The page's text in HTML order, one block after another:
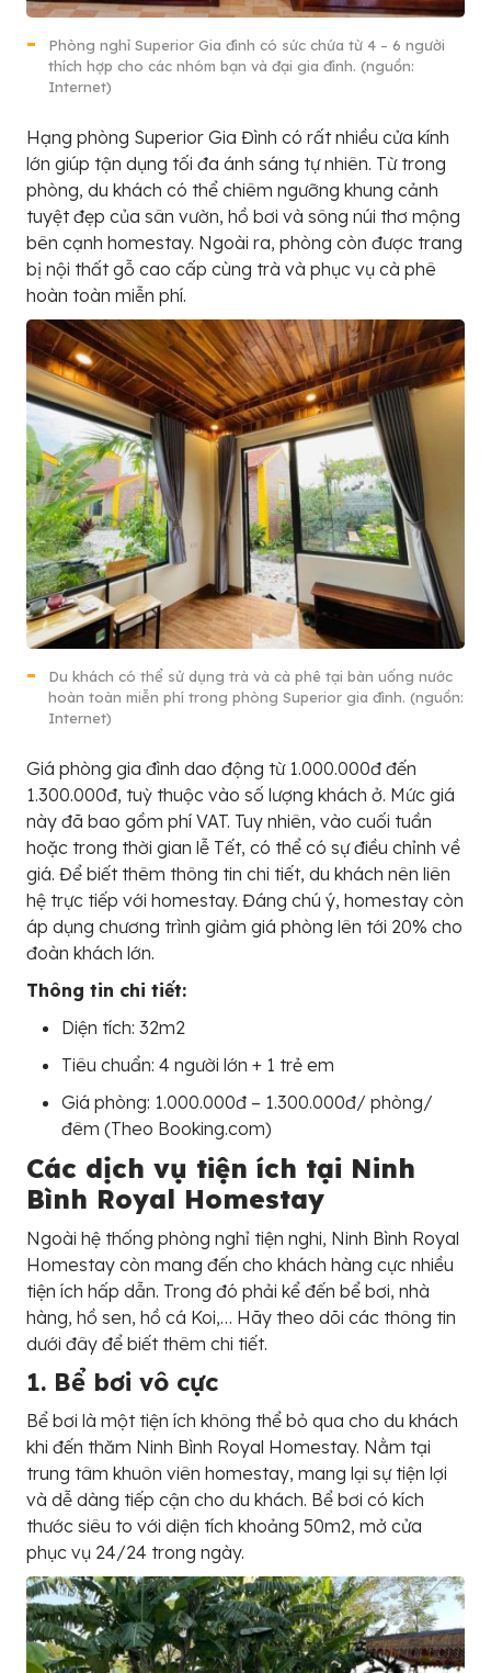
Phòng nghỉ Superior Gia đình có sức chứa từ 4 – 6 người
thích hợp cho các nhóm bạn và đại gia đình. (nguồn:
Internet)
Hạng phòng Superior Gia Đình có rất nhiều cửa kính
lớn giúp tận dụng tối đa ánh sáng tự nhiên. Từ trong
phòng, du khách có thể chiêm ngưỡng khung cảnh
tuyệt đẹp của sân vườn, hồ bơi và sông núi thơ mộng
bên cạnh homestay. Ngoài ra, phòng còn được trang
bị nội thất gỗ cao cấp cùng trà và phục vụ cà phê
hoàn toàn miễn phí.
Du khách có thể sử dụng trà và cà phê tại bàn uống nước
hoàn toàn miễn phí trong phòng Superior gia đình. (nguồn:
Internet)
Giá phòng gia đình dao động từ 1.000.000đ đến
1.300.000đ, tuỳ thuộc vào số lượng khách ở. Mức giá
này đã bao gồm phí VAT. Tuy nhiên, vào cuối tuần
hoặc trong thời gian lễ Tết, có thể có sự điều chỉnh về
giá. Để biết thêm thông tin chi tiết, du khách nên liên
hệ trực tiếp với homestay. Đáng chú ý, homestay còn
áp dụng chương trình giảm giá phòng lên tới 20% cho
đoàn khách lớn.
Thông tin chi tiết:
Diện tích: 32m2
Tiêu chuẩn: 4 người lớn + 1 trẻ em
Giá phòng: 1.000.000đ – 1.300.000đ/ phòng/
đêm (Theo Booking.com)
Các dịch vụ tiện ích tại Ninh
Bình Royal Homestay
Ngoài hệ thống phòng nghỉ tiện nghi, Ninh Bình Royal
Homestay còn mang đến cho khách hàng cực nhiều
tiện ích hấp dẫn. Trong đó phải kể đến bể bơi, nhà
hàng, hồ sen, hồ cá Koi,… Hãy theo dõi các thông tin
dưới đây để biết thêm chi tiết.
1. Bể bơi vô cực
Bể bơi là một tiện ích không thể bỏ qua cho du khách
khi đến thăm Ninh Bình Royal Homestay. Nằm tại
trung tâm khuôn viên homestay, mang lại sự tiện lợi
và dễ dàng tiếp cận cho du khách. Bể bơi có kích
thước siêu to với diện tích khoảng 50m2, mở cửa
phục vụ 24/24 trong ngày.